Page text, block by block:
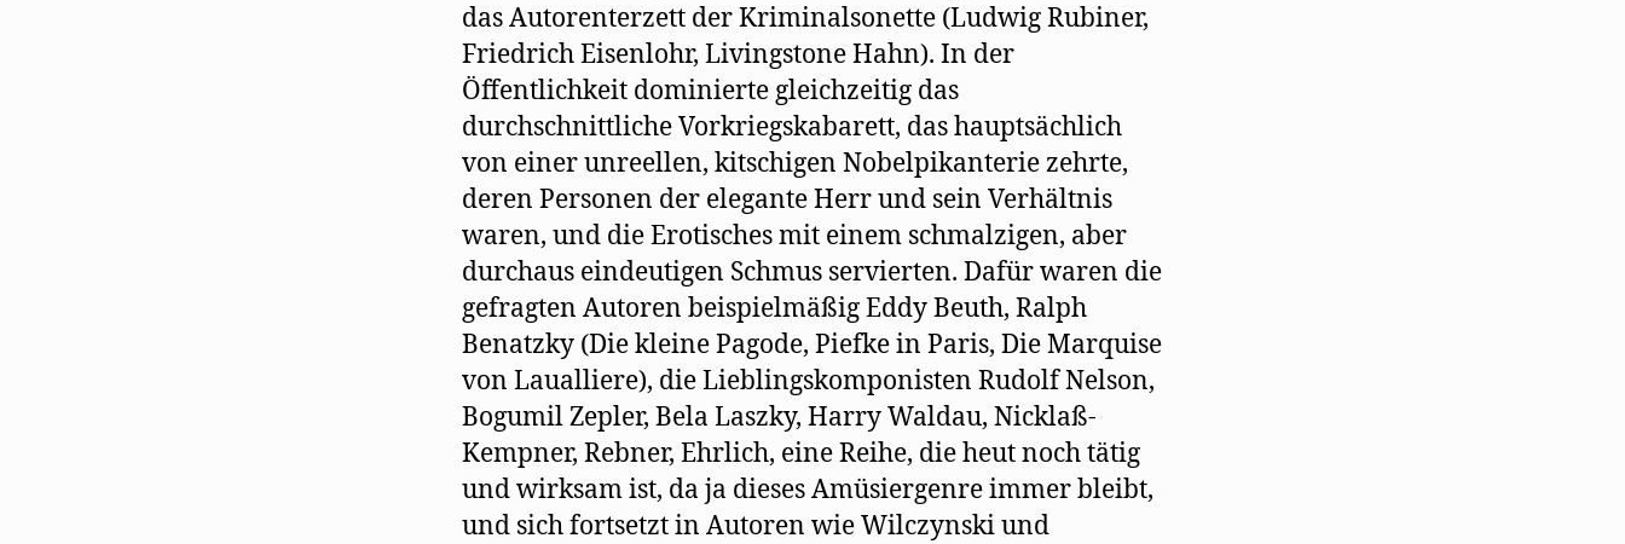
das Autorenterzett der Kriminalsonette (Ludwig Rubiner,
Friedrich Eisenlohr, Livingstone Hahn). In der
Öffentlichkeit dominierte gleichzeitig das
durchschnittliche Vorkriegskabarett, das hauptsächlich
von einer unreellen, kitschigen Nobelpikanterie zehrte,
deren Personen der elegante Herr und sein Verhältnis
waren, und die Erotisches mit einem schmalzigen, aber
durchaus eindeutigen Schmus servierten. Dafür waren die
gefragten Autoren beispielmäßig Eddy Beuth, Ralph
Benatzky (Die kleine Pagode, Piefke in Paris, Die Marquise
von Laualliere), die Lieblingskomponisten Rudolf Nelson,
Bogumil Zepler, Bela Laszky, Harry Waldau, Nicklaß-
Kempner, Rebner, Ehrlich, eine Reihe, die heut noch tätig
und wirksam ist, da ja dieses Amüsiergenre immer bleibt,
und sich fortsetzt in Autoren wie Wilczynski und